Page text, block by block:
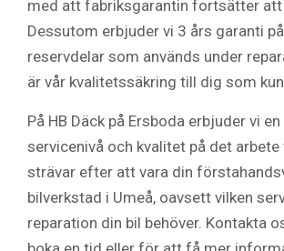
med att fabriksgarantin fortsätter att
Dessutom erbjuder vi 3 års garanti
reservdelar som används under
är vår kvalitetssäkring till dig som
På HB Däck på Ersboda erbjuder vi
servicenivå och kvalitet på det arbete
strävar efter att vara din
bilverkstad i Umeå, oavsett vilken
reparation din bil behöver. Kontakta